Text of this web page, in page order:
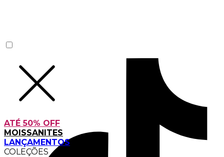
ATÉ 50% OFF
MOISSANITES
LANÇAMENTOS
COLEÇÕES